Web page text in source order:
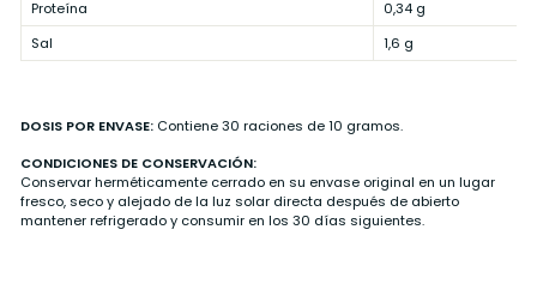
Proteína
0,34 g
Sal
1,6 g
DOSIS POR ENVASE: Contiene 30 raciones de 10 gramos.
CONDICIONES DE CONSERVACIÓN:
Conservar herméticamente cerrado en su envase original en un lugar
fresco, seco y alejado de la luz solar directa después de abierto
mantener refrigerado y consumir en los 30 días siguientes.